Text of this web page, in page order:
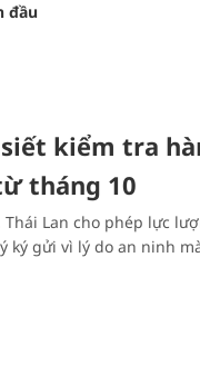
đầu
siết kiểm tra
tháng 10
Thái Lan cho phép lực
ký gửi vì lý do an ninh